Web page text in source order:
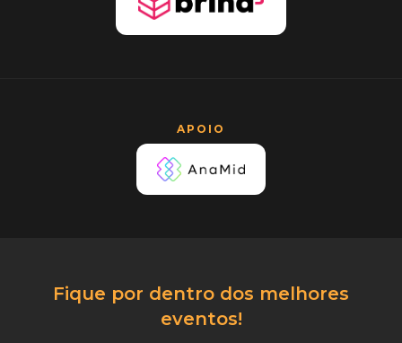
APOIO
Fique por dentro dos melhores
eventos!